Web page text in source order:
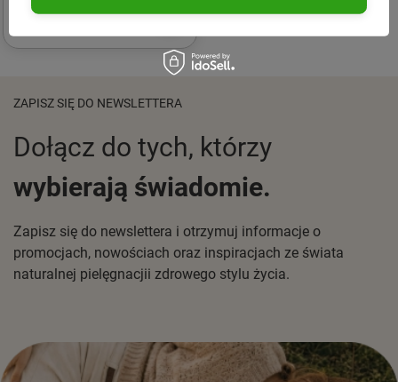
254,79 zł
ZAPISZ SIĘ DO NEWSLETTERA
Dołącz do tych, którzy
wybierają świadomie.
Zapisz się do newslettera i otrzymuj informacje o
promocjach, nowościach oraz inspiracjach ze świata
naturalnej pielęgnacjii zdrowego stylu życia.